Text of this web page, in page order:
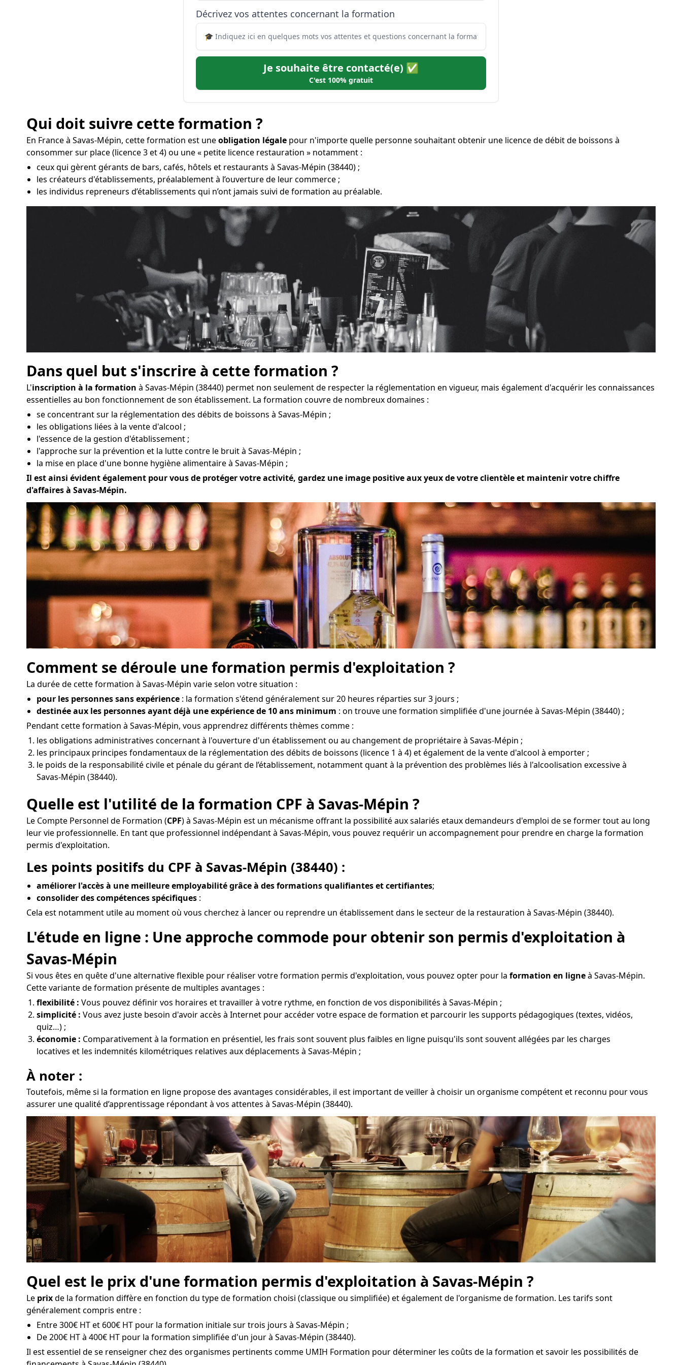
Décrivez vos attentes concernant la formation
Je souhaite être contacté(e) ✅
C'est 100% gratuit
Qui doit suivre cette formation ?
En France à Savas-Mépin, cette formation est uneobligation légale pour n'importe quelle personne souhaitant obtenir une licence de débit de boissons à
consommer sur place (licence 3 et 4) ou une « petite licence restauration » notamment :
ceux qui gèrent gérants de bars, cafés, hôtels et restaurants à Savas-Mépin (38440) ;
les créateurs d'établissements, préalablement à l’ouverture de leur commerce ;
les individus repreneurs d’établissements qui n’ont jamais suivi de formation au préalable.
Dans quel but s'inscrire à cette formation ?
L'inscription à la formation à Savas-Mépin (38440) permet non seulement de respecter la réglementation en vigueur, mais également d'acquérir les connaissances
essentielles au bon fonctionnement de son établissement. La formation couvre de nombreux domaines :
se concentrant sur la réglementation des débits de boissons à Savas-Mépin ;
les obligations liées à la vente d'alcool ;
l'essence de la gestion d'établissement ;
l'approche sur la prévention et la lutte contre le bruit à Savas-Mépin ;
la mise en place d'une bonne hygiène alimentaire à Savas-Mépin ;
Il est ainsi évident également pour vous de protéger votre activité, gardez une image positive aux yeux de votre clientèle et maintenir votre chiffre
d'affaires à Savas-Mépin.
Comment se déroule une formation permis d'exploitation ?
La durée de cette formation à Savas-Mépin varie selon votre situation :
pour les personnes sans expérience : la formation s'étend généralement sur 20 heures réparties sur 3 jours ;
destinée aux les personnes ayant déjà une expérience de 10 ans minimum : on trouve une formation simplifiée d'une journée à Savas-Mépin (38440) ;
Pendant cette formation à Savas-Mépin, vous apprendrez différents thèmes comme :
les obligations administratives concernant à l'ouverture d'un établissement ou au changement de propriétaire à Savas-Mépin ;
les principaux principes fondamentaux de la réglementation des débits de boissons (licence 1 à 4) et également de la vente d'alcool à emporter ;
le poids de la responsabilité civile et pénale du gérant de l’établissement, notamment quant à la prévention des problèmes liés à l'alcoolisation excessive à
Savas-Mépin (38440).
Quelle est l'utilité de la formation CPF à Savas-Mépin ?
Le Compte Personnel de Formation (CPF) à Savas-Mépin est un mécanisme offrant la possibilité aux salariés etaux demandeurs d'emploi de se former tout au long
leur vie professionnelle. En tant que professionnel indépendant à Savas-Mépin, vous pouvez requérir un accompagnement pour prendre en charge la formation
permis d'exploitation.
Les points positifs du CPF à Savas-Mépin (38440) :
améliorer l'accès à une meilleure employabilité grâce à des formations qualifiantes et certifiantes;
consolider des compétences spécifiques :
Cela est notamment utile au moment où vous cherchez à lancer ou reprendre un établissement dans le secteur de la restauration à Savas-Mépin (38440).
L'étude en ligne : Une approche commode pour obtenir son permis d'exploitation à
Savas-Mépin
Si vous êtes en quête d'une alternative flexible pour réaliser votre formation permis d'exploitation, vous pouvez opter pour la formation en ligneà Savas-Mépin.
Cette variante de formation présente de multiples avantages :
flexibilité : Vous pouvez définir vos horaires et travailler à votre rythme, en fonction de vos disponibilités à Savas-Mépin ;
simplicité : Vous avez juste besoin d'avoir accès à Internet pour accéder votre espace de formation et parcourir les supports pédagogiques (textes, vidéos,
quiz…) ;
économie : Comparativement à la formation en présentiel, les frais sont souvent plus faibles en ligne puisqu'ils sont souvent allégées par les charges
locatives et les indemnités kilométriques relatives aux déplacements à Savas-Mépin ;
À noter :
Toutefois, même si la formation en ligne propose des avantages considérables, il est important de veiller à choisir un organisme compétent et reconnu pour vous
assurer une qualité d’apprentissage répondant à vos attentes à Savas-Mépin (38440).
Quel est le prix d'une formation permis d'exploitation à Savas-Mépin ?
Le prixde la formation diffère en fonction du type de formation choisi (classique ou simplifiée) et également de l'organisme de formation. Les tarifs sont
généralement compris entre :
Entre 300€ HT et 600€ HT pour la formation initiale sur trois jours à Savas-Mépin ;
De 200€ HT à 400€ HT pour la formation simplifiée d'un jour à Savas-Mépin (38440).
Il est essentiel de se renseigner chez des organismes pertinents comme UMIH Formation pour déterminer les coûts de la formation et savoir les possibilités de